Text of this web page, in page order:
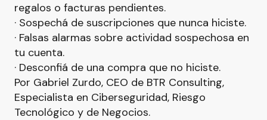
regalos o facturas pendientes.
· Sospechá de suscripciones que nunca hiciste.
· Falsas alarmas sobre actividad sospechosa en
tu cuenta.
· Desconfiá de una compra que no hiciste.
Por Gabriel Zurdo, CEO de BTR Consulting,
Especialista en Ciberseguridad, Riesgo
Tecnológico y de Negocios.